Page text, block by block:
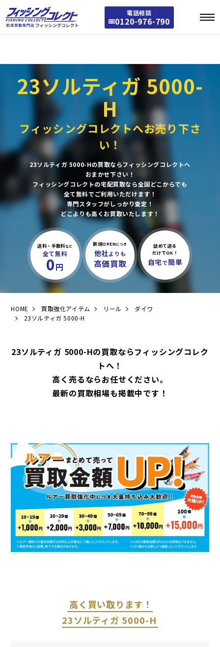
電話相談
0120-976-790
Warning : Array to string conversion in /home/stst0811/fishing-collect.jp/public_
html/fishing/wp-includes/taxonomy.php on line3772
Warning: Array to string conversion in /home/stst0811/fishing-collect.jp/public_
html/fishing/wp-includes/category-template.phpon line1301
23ソルティガ 5000-
H
フィッシングコレクトへお売り下さ
い！
23ソルティガ 5000-Hの買取ならフィッシングコレクトへ
おまかせ下さい！
フィッシングコレクトの宅配買取なら全国どこからでも
全て無料でご利用いただけます！
専門スタッフがしっかり査定！
どこよりも高くお買取いたします！
送料・手数料など
全て無料
0円
新規OPEN につき
他社よりも
高価買取
詰めて送る
だけでOK！
自宅で簡単
HOME 買取強化アイテム リール
ダイワ
23ソルティガ 5000-H
23ソルティガ 5000-Hの買取ならフィッシングコレク
トへ！
高く売るならお任せください。
最新の買取相場も掲載中です！
高く買い取ります！
23ソルティガ 5000-H